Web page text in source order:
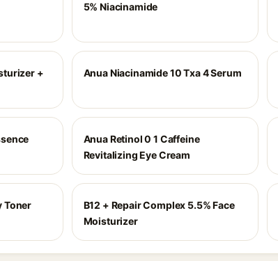
5% Niacinamide
+
Anua Niacinamide 10 Txa 4 Serum
Anua Retinol 0 1 Caffeine
Revitalizing Eye Cream
Toner
B12 + Repair Complex 5.5% Face
Moisturizer